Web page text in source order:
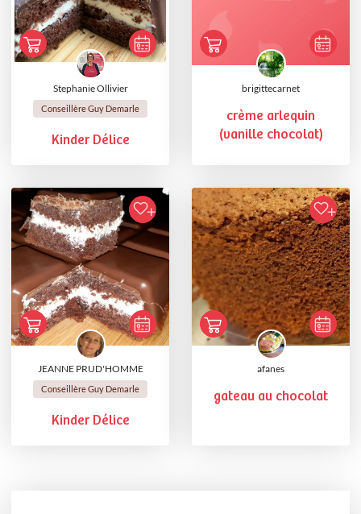
Stephanie Ollivier
Conseillère Guy Demarle
Kinder Délice
brigittecarnet
crème arlequin
(vanille chocolat)
JEANNE PRUD'HOMME
Conseillère Guy Demarle
Kinder Délice
afanes
gateau au chocolat